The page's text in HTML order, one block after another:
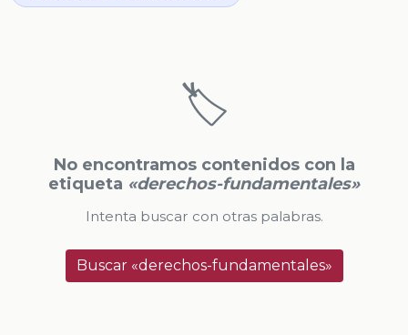
🏷️
No encontramos contenidos con la
etiqueta «derechos-fundamentales»
Intenta buscar con otras palabras.
Buscar «derechos-fundamentales»